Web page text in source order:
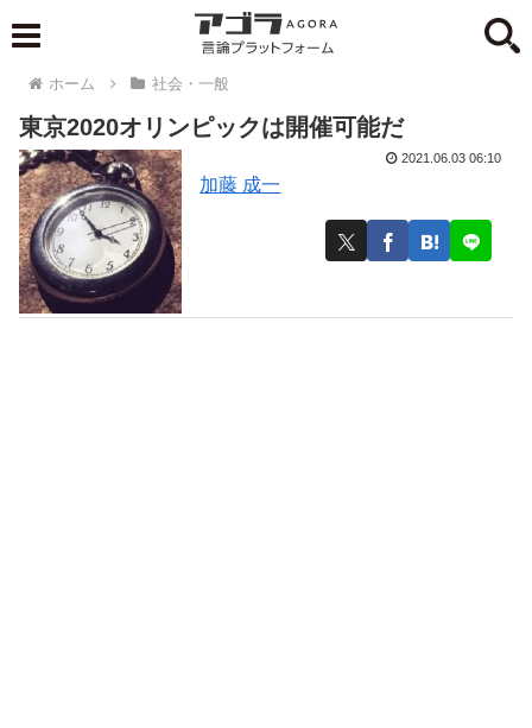
ホーム 社会・一般
東京2020オリンピックは開催可能だ
加藤 成一
2021.06.03 06:10